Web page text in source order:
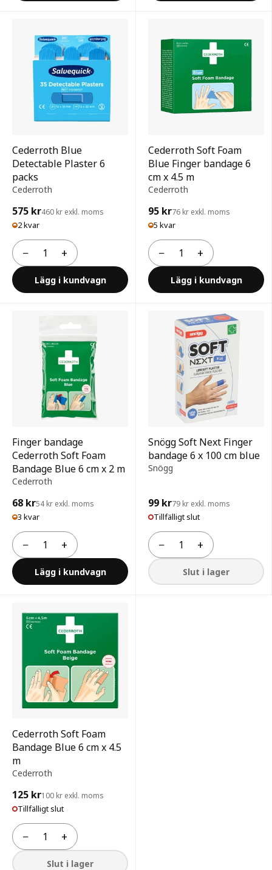
Cederroth Blue
Detectable Plaster 6
packs
Cederroth
575 kr460 kr exkl. moms
2 kvar
−
Antal +
Lägg i kundvagn
Cederroth Soft Foam
Blue Finger bandage 6
cm x 4.5 m
Cederroth
95 kr76 kr exkl. moms
5 kvar
−
Antal +
Lägg i kundvagn
Finger bandage
Cederroth Soft Foam
Bandage Blue 6 cm x 2 m
Cederroth
68 kr54 kr exkl. moms
3 kvar
−
Antal +
Lägg i kundvagn
Snögg Soft Next Finger
bandage 6 x 100 cm blue
Snögg
99 kr79 kr exkl. moms
Tillfälligt slut
−
Antal +
Slut i lager
Cederroth Soft Foam
Bandage Blue 6 cm x 4.5
m
Cederroth
125 kr100 kr exkl. moms
Tillfälligt slut
−
Antal +
Slut i lager